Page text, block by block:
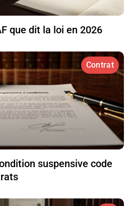
que dit la loi en 2026
Contrat
suspensive code